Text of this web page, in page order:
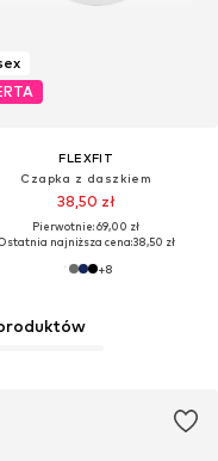
FLEXFIT
Czapka z daszkiem
38,50 zł
Pierwotnie: 69,00 zł
najniższa cena:38,50 zł
+8